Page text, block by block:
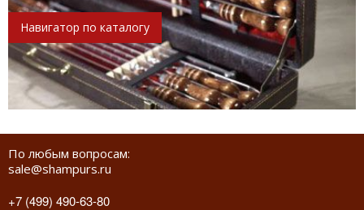
Навигатор по каталогу
По любым вопросам:
sale@shampurs.ru
+7 (499) 490-63-80